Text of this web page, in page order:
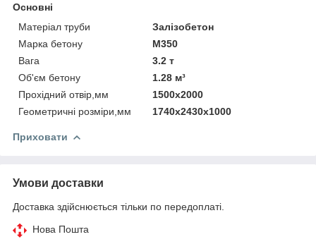
Основні
Матеріал труби
Залізобетон
Марка бетону
М350
Вага
3.2 т
Об'єм бетону
1.28 м³
Прохідний отвір,мм
1500х2000
Геометричні розміри,мм
1740х2430х1000
Приховати
Умови доставки
Доставка здійснюється тільки по передоплаті.
Нова Пошта